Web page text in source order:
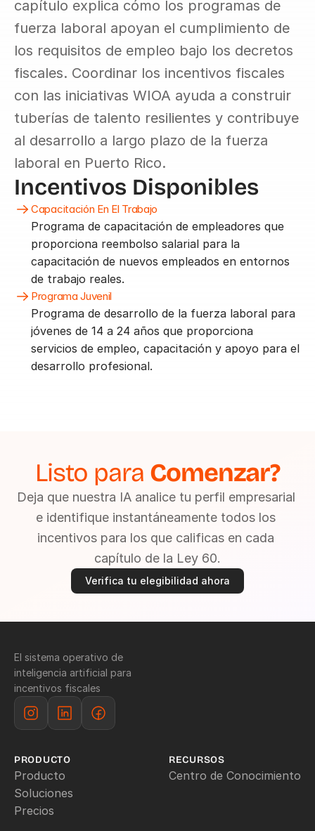
capítulo explica cómo los programas de
fuerza laboral apoyan el cumplimiento de
los requisitos de empleo bajo los decretos
fiscales. Coordinar los incentivos fiscales
con las iniciativas WIOA ayuda a construir
tuberías de talento resilientes y contribuye
al desarrollo a largo plazo de la fuerza
laboral en Puerto Rico.
Incentivos Disponibles
Capacitación En El Trabajo
Programa de capacitación de empleadores que
proporciona reembolso salarial para la
capacitación de nuevos empleados en entornos
de trabajo reales.
Programa Juvenil
Programa de desarrollo de la fuerza laboral para
jóvenes de 14 a 24 años que proporciona
servicios de empleo, capacitación y apoyo para el
desarrollo profesional.
Listo para Comenzar?
Deja que nuestra IA analice tu perfil empresarial
e identifique instantáneamente todos los
incentivos para los que calificas en cada
capítulo de la Ley 60.
Verifica tu elegibilidad ahora
El sistema operativo de
inteligencia artificial para
incentivos fiscales
PRODUCTO
Producto
Soluciones
Precios
RECURSOS
Centro de Conocimiento